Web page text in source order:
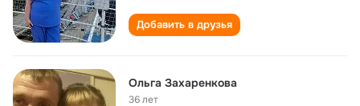
Добавить в друзья
Ольга Захаренкова
36 лет